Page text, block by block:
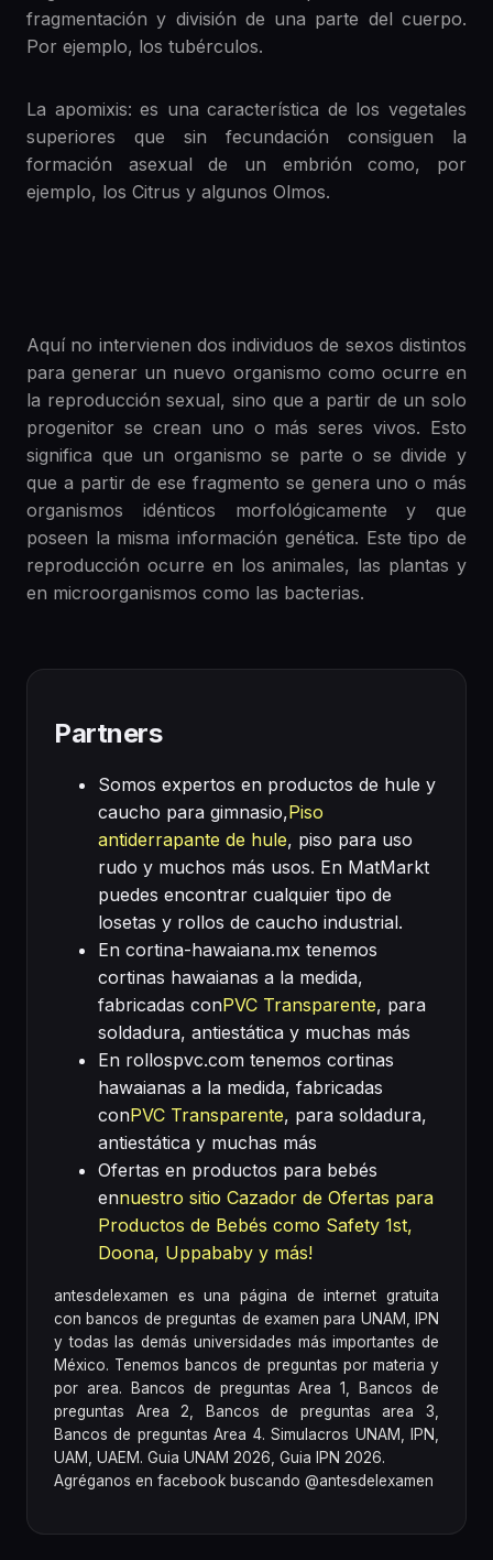
fragmentación y división de una parte del cuerpo.
Por ejemplo, los tubérculos.
La apomixis: es una característica de los vegetales
superiores que sin fecundación consiguen la
formación asexual de un embrión como, por
ejemplo, los Citrus y algunos Olmos.
Aquí no intervienen dos individuos de sexos distintos
para generar un nuevo organismo como ocurre en
la reproducción sexual, sino que a partir de un solo
progenitor se crean uno o más seres vivos. Esto
significa que un organismo se parte o se divide y
que a partir de ese fragmento se genera uno o más
organismos idénticos morfológicamente y que
poseen la misma información genética. Este tipo de
reproducción ocurre en los animales, las plantas y
en microorganismos como las bacterias.
Partners
Somos expertos en productos de hule y
caucho para gimnasio,Piso
antiderrapante de hule, piso para uso
rudo y muchos más usos. En MatMarkt
puedes encontrar cualquier tipo de
losetas y rollos de caucho industrial.
En cortina-hawaiana.mx tenemos
cortinas hawaianas a la medida,
fabricadas conPVC Transparente, para
soldadura, antiestática y muchas más
En rollospvc.com tenemos cortinas
hawaianas a la medida, fabricadas
conPVC Transparente, para soldadura,
antiestática y muchas más
Ofertas en productos para bebés
ennuestro sitio Cazador de Ofertas para
Productos de Bebés como Safety 1st,
Doona, Uppababy y más!
antesdelexamen es una página de internet gratuita
con bancos de preguntas de examen para UNAM, IPN
y todas las demás universidades más importantes de
México. Tenemos bancos de preguntas por materia y
por area. Bancos de preguntas Area 1, Bancos de
preguntas Area 2, Bancos de preguntas area 3,
Bancos de preguntas Area 4. Simulacros UNAM, IPN,
UAM, UAEM. Guia UNAM 2026, Guia IPN 2026.
Agréganos en facebook buscando @antesdelexamen